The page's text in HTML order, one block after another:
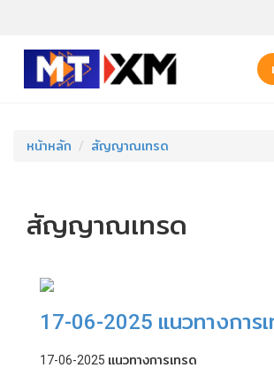
หน้าหลัก สัญญาณเทรด
สัญญาณเทรด
17-06-2025 แนวทางการ
17-06-2025 แนวทางการเทรด